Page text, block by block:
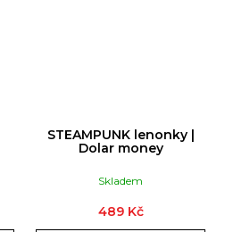
STEAMPUNK lenonky |
Dolar money
Skladem
489 Kč